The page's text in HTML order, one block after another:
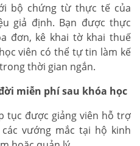
bộ chứng từ thực tế của
giả định. Bạn được thực
đơn, kê khai tờ khai thuế
viên có thể tự tin làm kế
thời gian ngắn.
miễn phí sau khóa học
tục được giảng viên hỗ trợ
vướng mắc tại hộ kinh